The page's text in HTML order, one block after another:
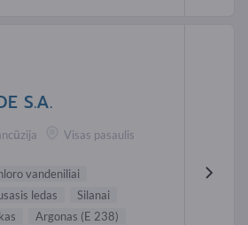
S.A.
Visas pasaulis
vandeniliai
ledas
Silanai
Argonas (E 238)